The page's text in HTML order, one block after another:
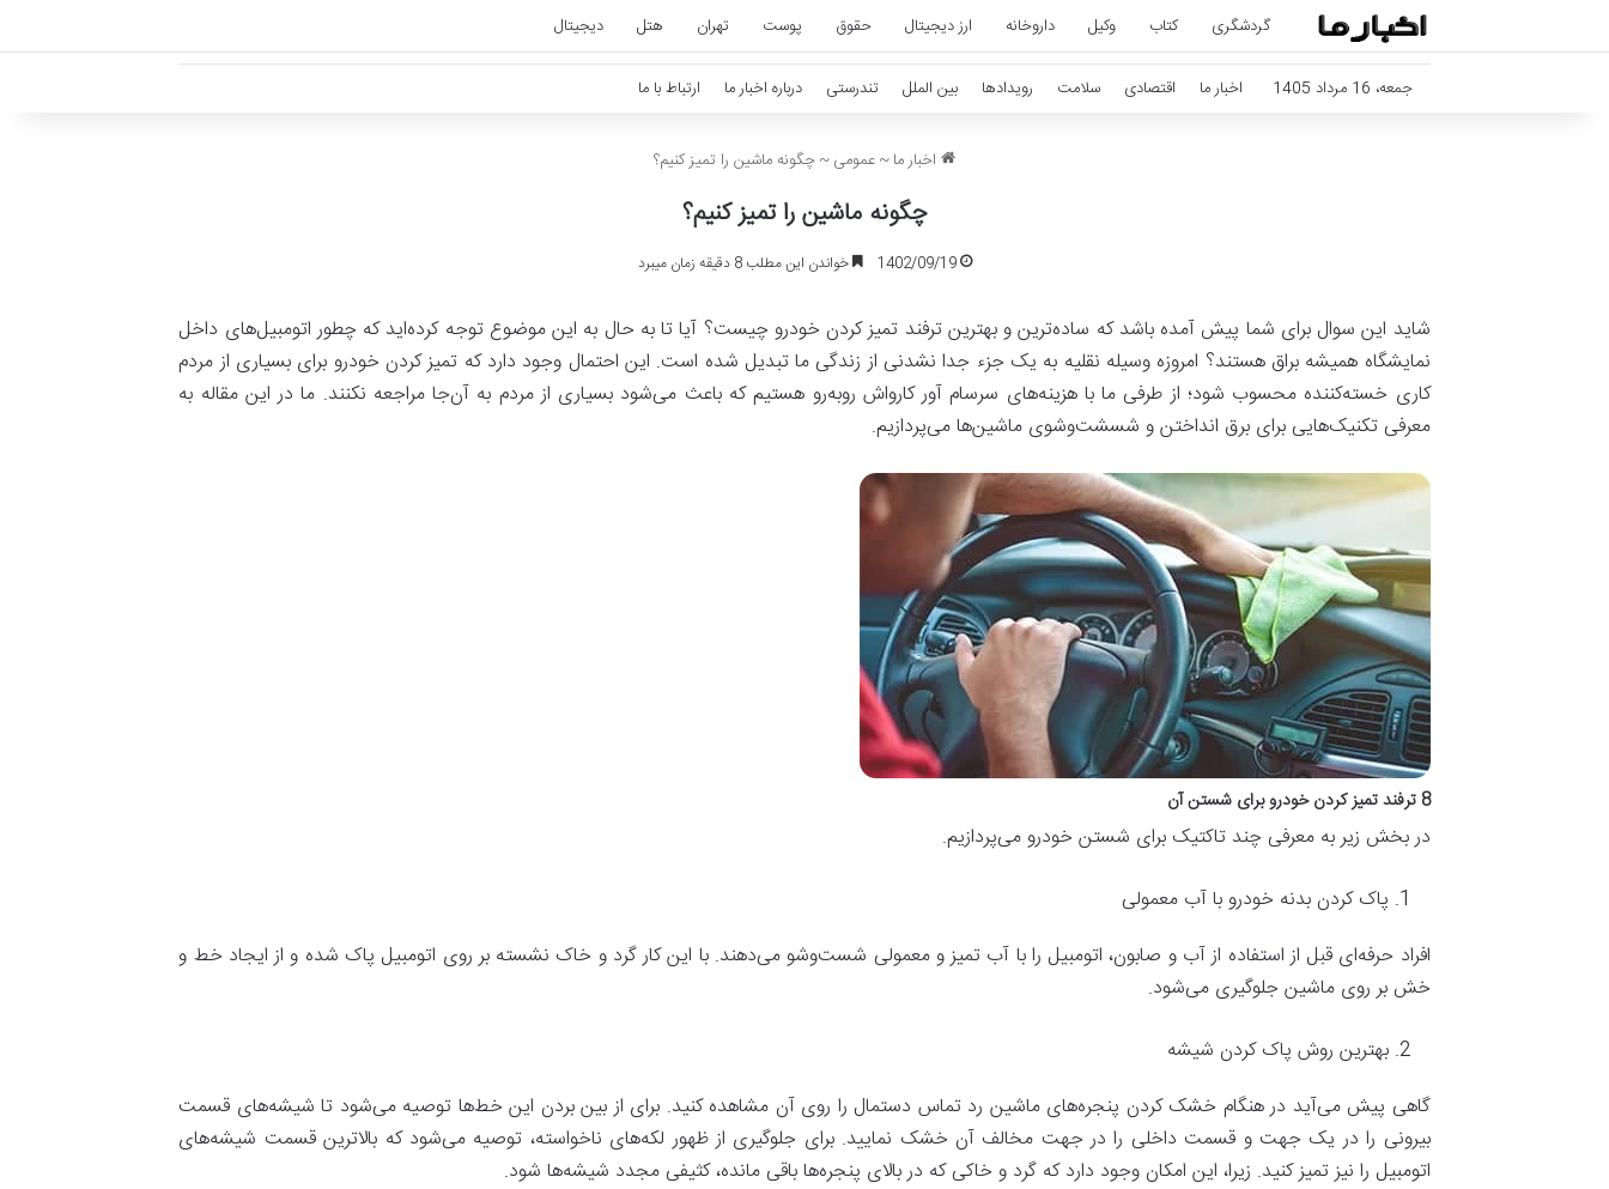
گردشگری کتاب وکیل داروخانه ارز دیجیتال حقوق پوست تهران هتل دیجیتال
جمعه، 16 مرداد 1405 اخبار ما اقتصادی سلامت رویدادها بین الملل تندرستی درباره اخبار ما ارتباط با ما
اخبار ما~عمومی~چگونه ماشین را تمیز کنیم؟
چگونه ماشین را تمیز کنیم؟
1402/09/19 خواندن این مطلب 8 دقیقه زمان میبرد
شاید این سوال برای شما پیش آمده باشد که ساده‌ترین و بهتر‌ین ترفند تمیز کردن خودرو چیست؟ آیا تا به حال به این موضوع توجه کرده‌اید که چطور اتومبیل‌های داخل
نمایشگاه همیشه براق هستند؟ امروزه وسیله نقلیه به یک جزء جدا نشدنی از زندگی ما تبدیل شده است. این احتمال وجود دارد که تمیز کردن خودرو برای بسیاری از مردم
کاری خسته‌کننده محسوب شود؛ از طرفی ما با هزینه‌های سرسام آور کارواش رو‌به‌رو هستیم که باعث می‌شود بسیاری از مردم به آن‌جا مراجعه نکنند. ما در این مقاله به
معرفی تکنیک‌هایی برای برق انداختن و شسشت‌و‌شوی ماشین‌ها می‌پردازیم.
8 ترفند تمیز کردن خودرو برای شستن آن
در بخش زیر به معرفی چند تاکتیک برای شستن خودرو می‌پردازیم.
پاک کردن بدنه خودرو با آب معمولی
افراد حرفه‌ای قبل از استفاده از آب و صابون، اتومبیل را با آب تمیز و معمولی شست‌و‌شو می‌دهند. با این کار گرد و خاک نشسته بر روی اتومبیل پاک شده و از ایجاد خط و
خش بر روی ماشین جلوگیری می‌شود.
بهترین روش پاک کردن شیشه
گاهی پیش می‌آید در هنگام خشک کردن پنجره‌های ماشین رد تماس دستمال را روی آن مشاهده کنید. برای از بین بردن این خط‌ها توصیه می‌شود تا شیشه‌های قسمت
بیرونی را در یک جهت و قسمت داخلی را در جهت مخالف آن خشک نمایید. برای جلوگیری از ظهور لکه‌های ناخواسته، توصیه می‌شود که بالا‌ترین قسمت شیشه‌های
اتومبیل را نیز تمیز کنید. زیرا، این امکان وجود دارد که گرد‌ و ‌خاکی که در بالای پنجره‌ها باقی مانده، کثیفی مجدد شیشه‌ها شود.